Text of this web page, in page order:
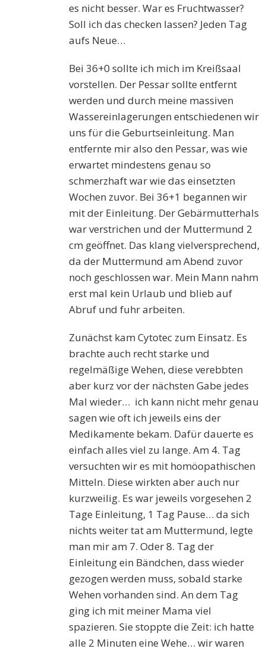
es nicht besser. War es Fruchtwasser?
Soll ich das checken lassen? Jeden Tag
aufs Neue…
Bei 36+0 sollte ich mich im Kreißsaal
vorstellen. Der Pessar sollte entfernt
werden und durch meine massiven
Wassereinlagerungen entschiedenen wir
uns für die Geburtseinleitung. Man
entfernte mir also den Pessar, was wie
erwartet mindestens genau so
schmerzhaft war wie das einsetzten
Wochen zuvor. Bei 36+1 begannen wir
mit der Einleitung. Der Gebärmutterhals
war verstrichen und der Muttermund 2
cm geöffnet. Das klang vielversprechend,
da der Muttermund am Abend zuvor
noch geschlossen war. Mein Mann nahm
erst mal kein Urlaub und blieb auf
Abruf und fuhr arbeiten.
Zunächst kam Cytotec zum Einsatz. Es
brachte auch recht starke und
regelmäßige Wehen, diese verebbten
aber kurz vor der nächsten Gabe jedes
Mal wieder… ich kann nicht mehr genau
sagen wie oft ich jeweils eins der
Medikamente bekam. Dafür dauerte es
einfach alles viel zu lange. Am 4. Tag
versuchten wir es mit homöopathischen
Mitteln. Diese wirkten aber auch nur
kurzweilig. Es war jeweils vorgesehen 2
Tage Einleitung, 1 Tag Pause… da sich
nichts weiter tat am Muttermund, legte
man mir am 7. Oder 8. Tag der
Einleitung ein Bändchen, dass wieder
gezogen werden muss, sobald starke
Wehen vorhanden sind. An dem Tag
ging ich mit meiner Mama viel
spazieren. Sie stoppte die Zeit: ich hatte
alle 2 Minuten eine Wehe… wir waren